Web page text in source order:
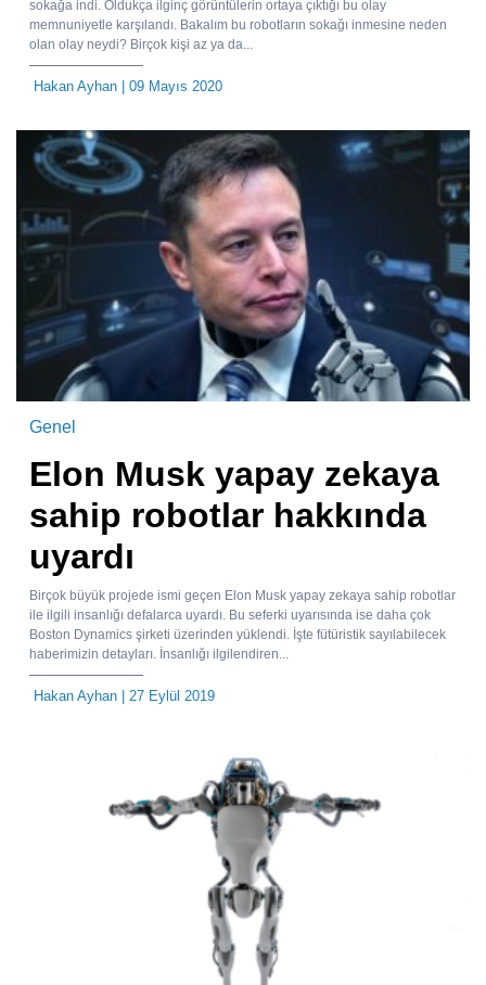
sokağa indi. Oldukça ilginç görüntülerin ortaya çıktığı bu olay
memnuniyetle karşılandı. Bakalım bu robotların sokağı inmesine neden
olan olay neydi? Birçok kişi az ya da...
Hakan Ayhan | 09 Mayıs 2020
Genel
Elon Musk yapay zekaya
sahip robotlar hakkında
uyardı
Birçok büyük projede ismi geçen Elon Musk yapay zekaya sahip robotlar
ile ilgili insanlığı defalarca uyardı. Bu seferki uyarısında ise daha çok
Boston Dynamics şirketi üzerinden yüklendi. İşte fütüristik sayılabilecek
haberimizin detayları. İnsanlığı ilgilendiren...
Hakan Ayhan | 27 Eylül 2019